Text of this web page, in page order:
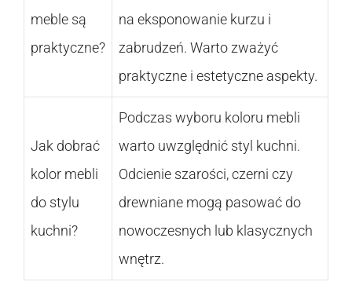
meble są
praktyczne?
na eksponowanie kurzu i
zabrudzeń. Warto zważyć
praktyczne i estetyczne aspekty.
Jak dobrać
kolor mebli
do stylu
kuchni?
Podczas wyboru koloru mebli
warto uwzględnić styl kuchni.
Odcienie szarości, czerni czy
drewniane mogą pasować do
nowoczesnych lub klasycznych
wnętrz.